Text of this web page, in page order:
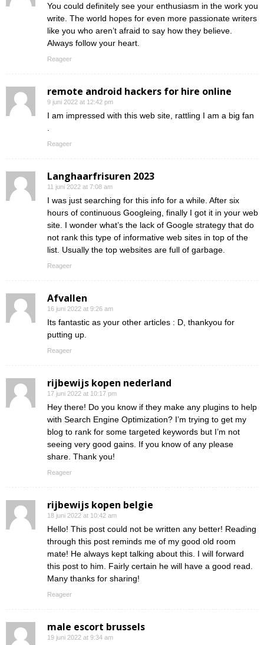
You could definitely see your enthusiasm in the work you
write. The world hopes for even more passionate writers
like you who aren’t afraid to say how they believe.
Always follow your heart.
Reageer
remote android hackers for hire online
9 juni 2022 at 12:42 pm
I am impressed with this web site, rattling I am a big fan
Reageer
Langhaarfrisuren 2023
11 juni 2022 at 7:08 am
I was just searching for this info for a while. After six
hours of continuous Googleing, finally I got it in your web
site. I wonder what’s the lack of Google strategy that do
not rank this type of informative web sites in top of the
list. Usually the top websites are full of garbage.
Reageer
Afvallen
16 juni 2022 at 9:26 am
Its fantastic as your other articles : D, thankyou for
putting up.
Reageer
rijbewijs kopen nederland
17 juni 2022 at 10:17 pm
Hey there! Do you know if they make any plugins to help
with Search Engine Optimization? I’m trying to get my
blog to rank for some targeted keywords but I’m not
seeing very good gains. If you know of any please
share. Thank you!
Reageer
rijbewijs kopen belgie
18 juni 2022 at 10:42 am
Hello! This post could not be written any better! Reading
through this post reminds me of my good old room
mate! He always kept talking about this. I will forward
this post to him. Fairly certain he will have a good read.
Many thanks for sharing!
Reageer
male escort brussels
19 juni 2022 at 9:34 am